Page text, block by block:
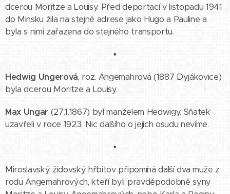
dcerou Moritze a Louisy. Před deportací v listopadu 1941
do Minsku žila na stejné adrese jako Hugo a Pauline a
byla s nimi zařazena do stejného transportu.
•
Hedwig Ungerová, roz. Angemahrová (1887 Dyjákovice)
byla dcerou Moritze a Louisy.
Max Ungar (27.1.1867) byl manželem Hedwigy. Sňatek
uzavřeli v roce 1923. Nic dalšího o jejich osudu nevíme.
•
Miroslavský židovský hřbitov připomíná další dva muže z
rodu Angemahrových, kteří byli pravděpodobně syny